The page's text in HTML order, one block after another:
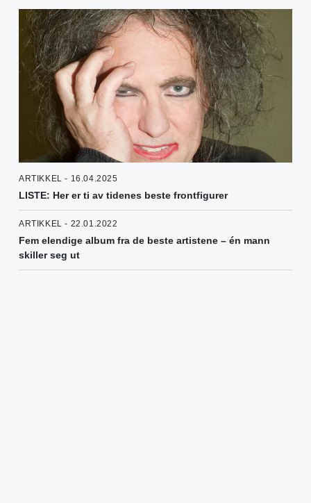
ARTIKKEL - 16.04.2025
LISTE: Her er ti av tidenes beste frontfigurer
ARTIKKEL - 22.01.2022
Fem elendige album fra de beste artistene – én mann
skiller seg ut